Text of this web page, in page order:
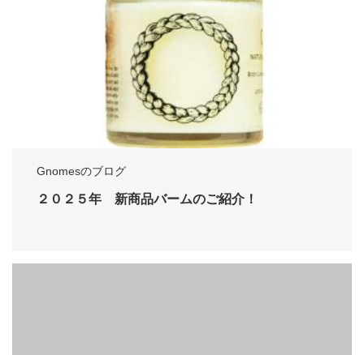
Gnomesのブログ
２０２５年 新商品バームのご紹介！